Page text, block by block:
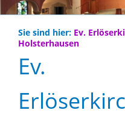
Sie sind hier: Ev.
Holsterhausen
Ev.